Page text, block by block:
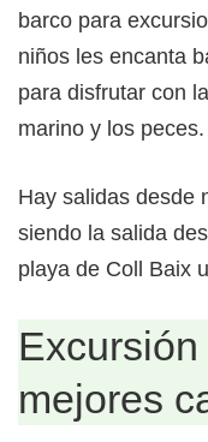
barco para
niños les encanta
para disfrutar con
marino y los peces.
Hay salidas desde
siendo la salida
playa de Coll Baix
mejores